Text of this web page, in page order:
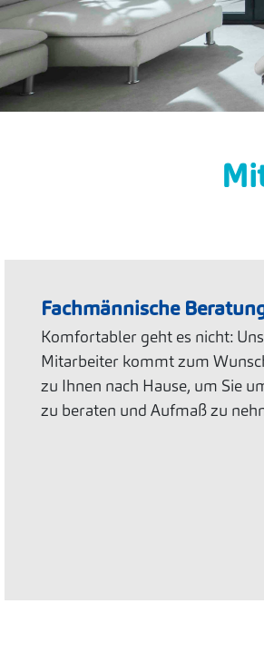
Fachmännische
Komfortabler geht es nicht:
Mitarbeiter kommt zum
zu Ihnen nach Hause, um Sie
zu beraten und Aufmaß zu